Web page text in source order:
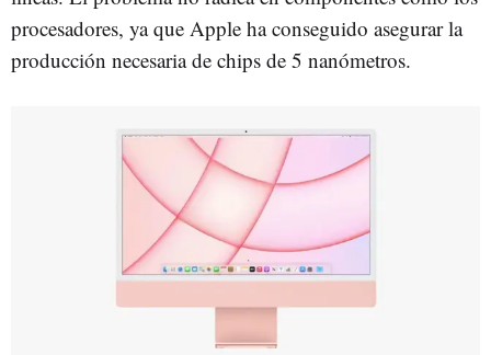
procesadores, ya que Apple ha conseguido asegurar la
producción necesaria de chips de 5 nanómetros.